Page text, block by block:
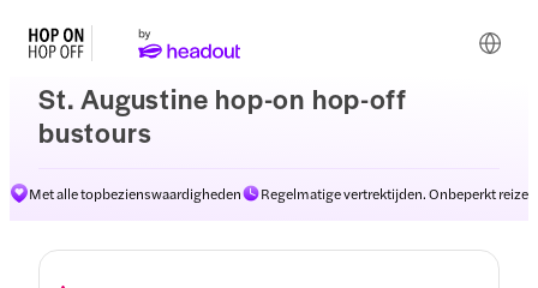
St. Augustine hop-on hop-off
bustours
Met alle topbezienswaardigheden Regelmatige vertrektijden. Onbeperkt reizen
Routes